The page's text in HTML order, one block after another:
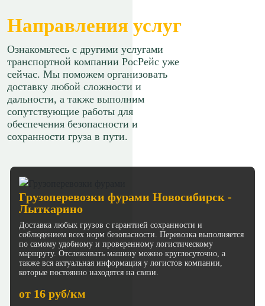
Направления услуг
Ознакомьтесь с другими услугами
транспортной компании РосРейс уже
сейчас. Мы поможем организовать
доставку любой сложности и
дальности, а также выполним
сопутствующие работы для
обеспечения безопасности и
сохранности груза в пути.
Грузоперевозки фурами Новосибирск -
Лыткарино
Доставка любых грузов с гарантией сохранности и
соблюдением всех норм безопасности. Перевозка выполняется
по самому удобному и проверенному логистическому
маршруту. Отслеживать машину можно круглосуточно, а
также вся актуальная информация у логистов компании,
которые постоянно находятся на связи.
от 16 руб/км